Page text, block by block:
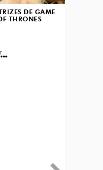
DE GAME
THRONES